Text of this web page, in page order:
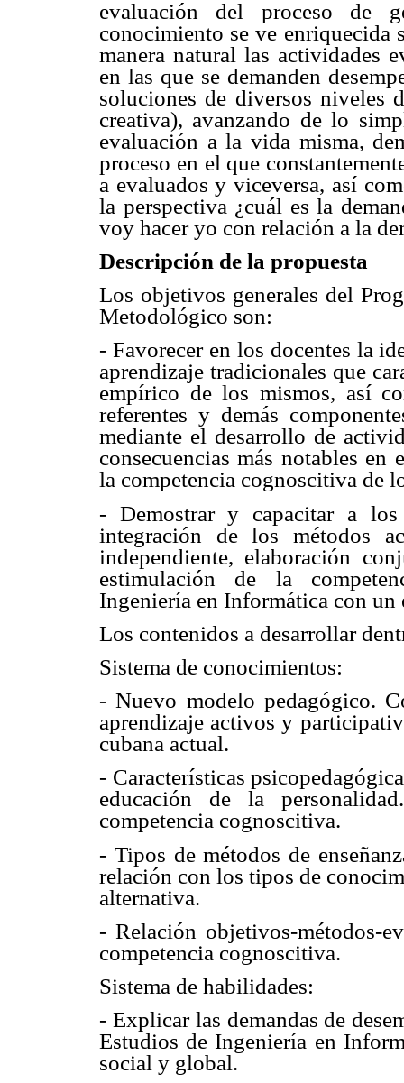
evaluación del proceso de
conocimiento se ve enriquecida
manera natural las actividades
en las que se demanden
soluciones de diversos niveles
creativa), avanzando de lo
evaluación a la vida misma,
proceso en el que
a evaluados y viceversa, así
la perspectiva ¿cuál es la
voy hacer yo con relación a la
Descripción de la propuesta
Los objetivos generales del
Metodológico son:
- Favorecer en los docentes la
aprendizaje tradicionales que
empírico de los mismos, así
referentes y demás
mediante el desarrollo de
consecuencias más notables
la competencia cognoscitiva de
- Demostrar y capacitar a
integración de los métodos
independiente, elaboración
estimulación de la
Ingeniería en Informática con
Los contenidos a desarrollar
Sistema de conocimientos:
- Nuevo modelo pedagógico.
aprendizaje activos y
cubana actual.
- Características
educación de la
competencia cognoscitiva.
- Tipos de métodos de
relación con los tipos de
alternativa.
- Relación objetivos-métodos-
competencia cognoscitiva.
Sistema de habilidades:
- Explicar las demandas de
Estudios de Ingeniería en
social y global.